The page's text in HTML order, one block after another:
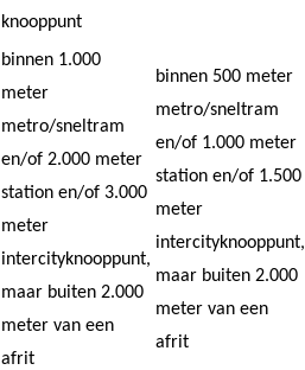
knooppunt
binnen 1.000
meter
metro/sneltram
en/of 2.000 meter
station en/of 3.000
meter
intercityknooppunt,
maar buiten 2.000
meter van een
afrit
binnen 500 meter
metro/sneltram
en/of 1.000 meter
station en/of 1.500
meter
intercityknooppunt,
maar buiten 2.000
meter van een
afrit